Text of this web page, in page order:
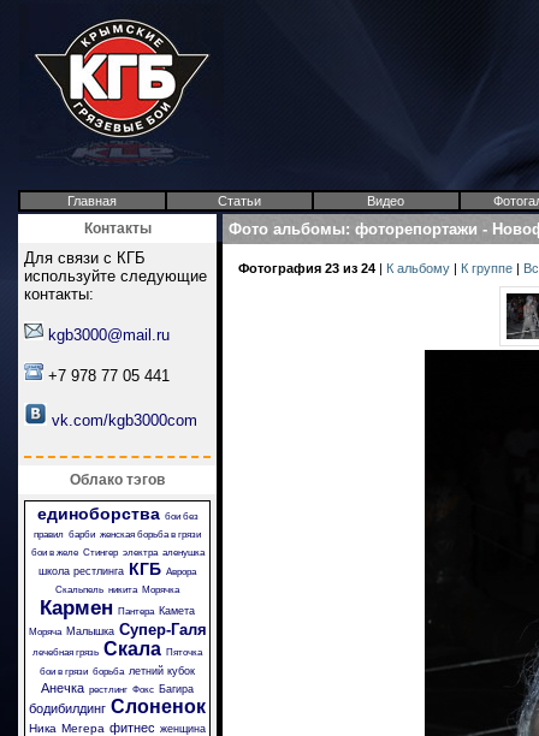
Главная Статьи Видео
Контакты
Для связи с КГБ
используйте следующие
контакты:
kgb3000@mail.ru
+7 978 77 05 441
vk.com/kgb3000com
Облако тэгов
единоборства бои без
правил барби женская борьба в грязи
бои в желе Стингер электра аленушка
школа рестлинга КГБ Аврора
Скальпель никита Морячка
Кармен Пантера Камета
Моряча Малышка Супер-Галя
лечебная грязь Скала Пяточка
бои в грязи борьба летний кубок
Анечка рестлинг Фокс Багира
бодибилдинг Слоненок
Ника Мегера фитнес женщина
Фото альбомы: фоторепортажи -
Фотография 23 из 24 | К альбому | К группе |